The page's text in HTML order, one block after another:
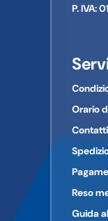
P. IVA:
Orario
Contatti
Reso
Guida